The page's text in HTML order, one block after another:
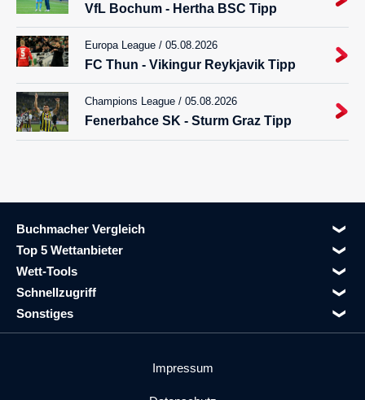
VfL Bochum - Hertha BSC Tipp
Europa League / 05.08.2026
FC Thun - Vikingur Reykjavik Tipp
Champions League / 05.08.2026
Fenerbahce SK - Sturm Graz Tipp
Buchmacher Vergleich
Top 5 Wettanbieter
Wett-Tools
Schnellzugriff
Sonstiges
Impressum